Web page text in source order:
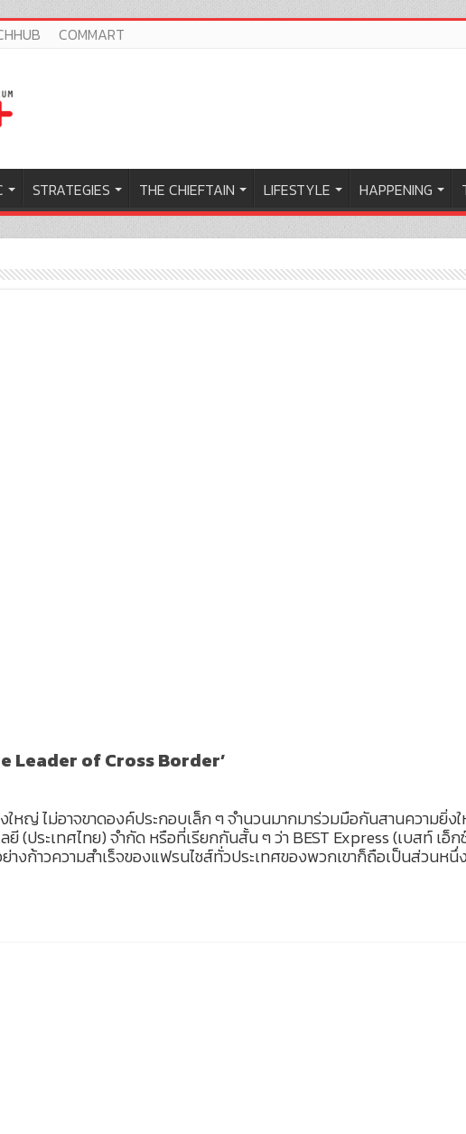
COMMART
STRATEGIES THE CHIEFTAIN LIFESTYLE HAPPENING
Leader of Cross Border’
ใหญ่ ไม่อาจขาดองค์ประกอบเล็ก ๆ จำนวนมากมาร่วมมือกันสานความ
ยี (ประเทศไทย) จำกัด หรือที่เรียกกันสั้น ๆ ว่า BEST Express (เบสท์
งก้าวความสำเร็จของแฟรนไชส์ทั่วประเทศของพวกเขาก็ถือเป็นส่วนหนึ่